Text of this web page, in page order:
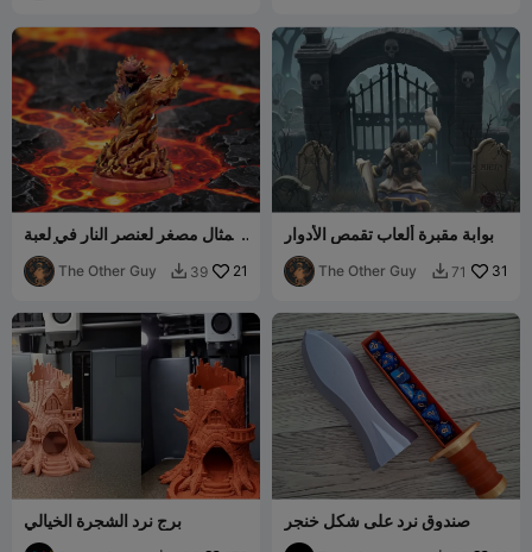
تمثال مصغر لعنصر النار في لعبة
تقمص أدوار
The Other Guy  39 21
بوابة مقبرة ألعاب تقمص الأدوار
The Other Guy  71 31
برج نرد الشجرة الخيالي صندوق نرد على شكل خنجر